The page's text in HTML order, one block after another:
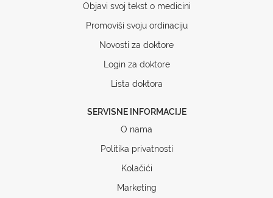
Objavi svoj tekst o medicini
Promoviši svoju ordinaciju
Novosti za doktore
Login za doktore
Lista doktora
SERVISNE INFORMACIJE
O nama
Politika privatnosti
Kolačići
Marketing